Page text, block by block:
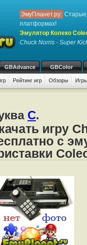
ЭмуПланет.ру: Старые
платформах!
Эмулятор Колеко
Chuck Norris - Super
GBAdvance GBColor
Рейтинг игр Обзоры
C.
игру
с